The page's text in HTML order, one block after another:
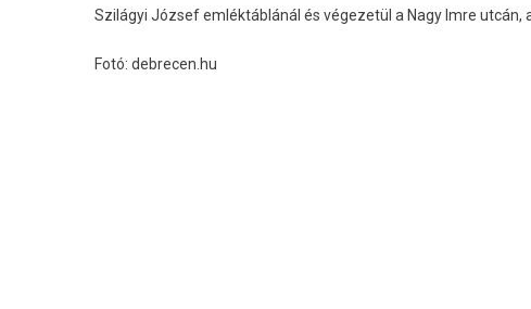
Szilágyi József emléktáblánál és végezetül a Nagy Imre
Fotó: debrecen.hu